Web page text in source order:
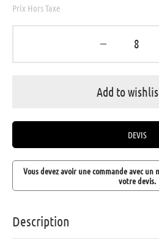
Prix Hors Taxe
Add to
DEVIS
Vous devez avoir une commande avec un
votre devis.
Description
rouge